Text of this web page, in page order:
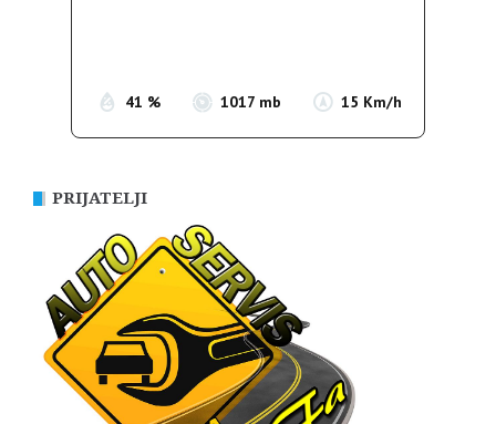
41 % 1017 mb 15 Km/h
PRIJATELJI